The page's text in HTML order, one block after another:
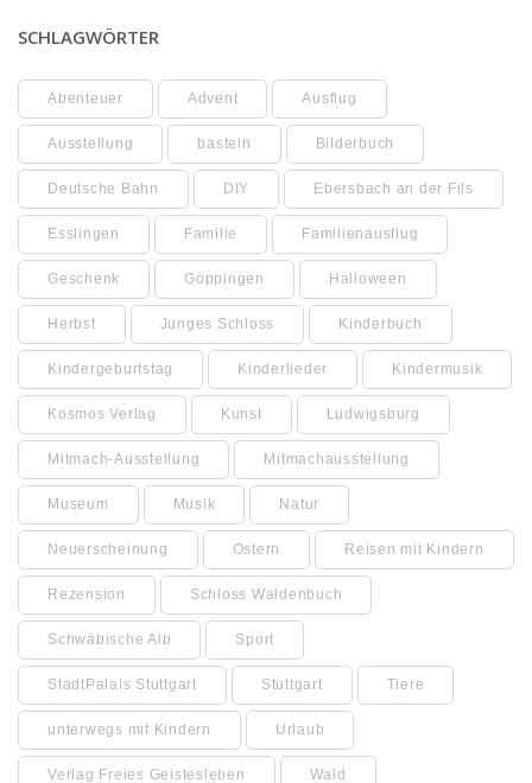
SCHLAGWÖRTER
Abenteuer Advent Ausflug
Ausstellung basteln Bilderbuch
Deutsche Bahn DIY Ebersbach an der Fils
Esslingen Familie Familienausflug
Geschenk Göppingen Halloween
Herbst Junges Schloss Kinderbuch
Kindergeburtstag Kinderlieder Kindermusik
Kosmos Verlag Kunst Ludwigsburg
Mitmach-Ausstellung Mitmachausstellung
Museum Musik Natur
Neuerscheinung Ostern Reisen mit Kindern
Rezension Schloss Waldenbuch
Schwäbische Alb Sport
StadtPalais Stuttgart Stuttgart Tiere
unterwegs mit Kindern Urlaub
Verlag Freies Geistesleben Wald